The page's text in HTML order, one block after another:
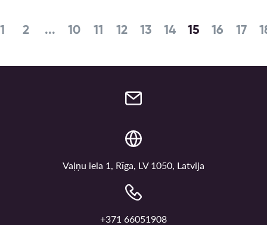
1 2 ... 10 11 12 13 14 15 16 17
Vaļņu iela 1, Rīga, LV 1050, Latvija
+371 66051908